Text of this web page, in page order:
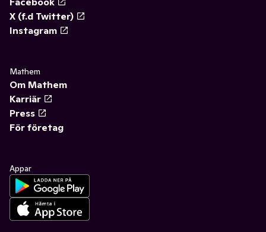
X (f.d Twitter)
Instagram
Mathem
Om Mathem
Karriär
Press
För företag
Appar